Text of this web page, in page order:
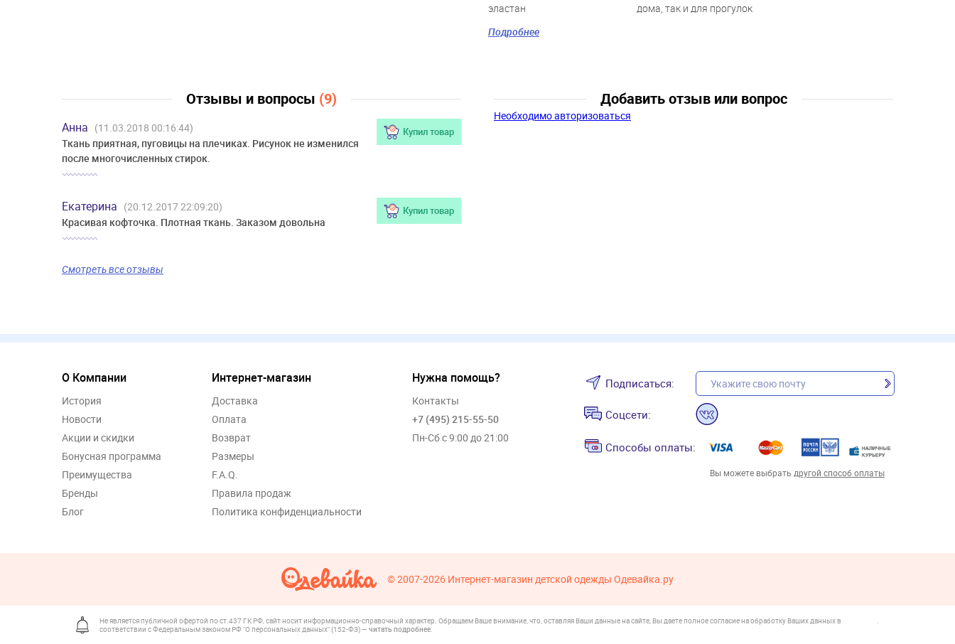
эластан
белый
Скидка: 22%
Подробнее
дома, так и для прогулок
Отзывы и вопросы (9)
Анна Купил товар
(11.03.2018 00:16:44)
Ткань приятная, пуговицы на плечиках. Рисунок не изменился
после многочисленных стирок.
Екатерина Купил товар
(20.12.2017 22:09:20)
Красивая кофточка. Плотная ткань. Заказом довольна
Смотреть все отзывы
Добавить отзыв или вопрос
Необходимо авторизоваться
О Компании
История
Новости
Акции и скидки
Бонусная программа
Преимущества
Бренды
Блог
Интернет-магазин
Доставка
Оплата
Возврат
Размеры
F.A.Q.
Правила продаж
Политика конфиденциальности
Нужна помощь?
Контакты
+7 (495) 215-55-50
Пн-Сб с 9:00 до 21:00
Подписаться:
Соцсети:
Способы оплаты:
Вы можете выбрать другой способ оплаты
© 2007-2026 Интернет-магазин детской одежды Одевайка.ру
Не является публичной офертой по ст.437 ГК РФ, сайт носит информационно-справочный характер. Обращаем Ваше внимание, что, оставляя Ваши данные на сайте, Вы даете полное согласие на обработку Ваших данных в
соответствии с Федеральным законом РФ "О персональных данных" (152-ФЗ) — читать подробнее.
.